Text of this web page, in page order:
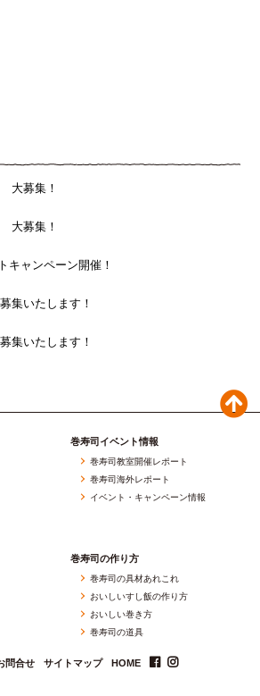
大募集！
大募集！
キャンペーン開催！
集いたします！
集いたします！
巻寿司イベント情報
巻寿司教室開催レポート
巻寿司海外レポート
イベント・キャンペーン情報
巻寿司の作り方
巻寿司の具材あれこれ
おいしいすし飯の作り方
おいしい巻き方
巻寿司の道具
問合せ サイトマップ HOME